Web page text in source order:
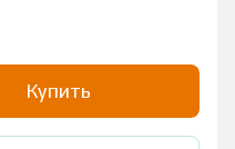
Купить